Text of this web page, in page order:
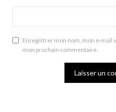
Enregistrer mon nom, mon e-mail
mon prochain commentaire.